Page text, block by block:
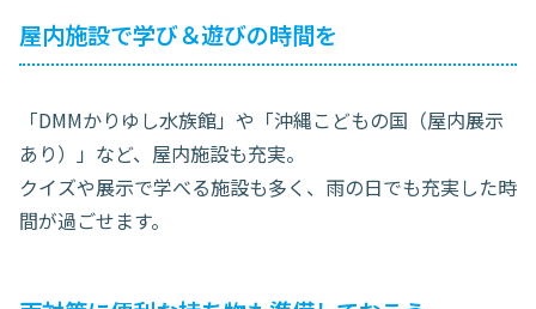
屋内施設で学び＆遊びの時間を
「DMMかりゆし水族館」や「沖縄こどもの国（屋内展示
あり）」など、屋内施設も充実。
クイズや展示で学べる施設も多く、雨の日でも充実した時
間が過ごせます。